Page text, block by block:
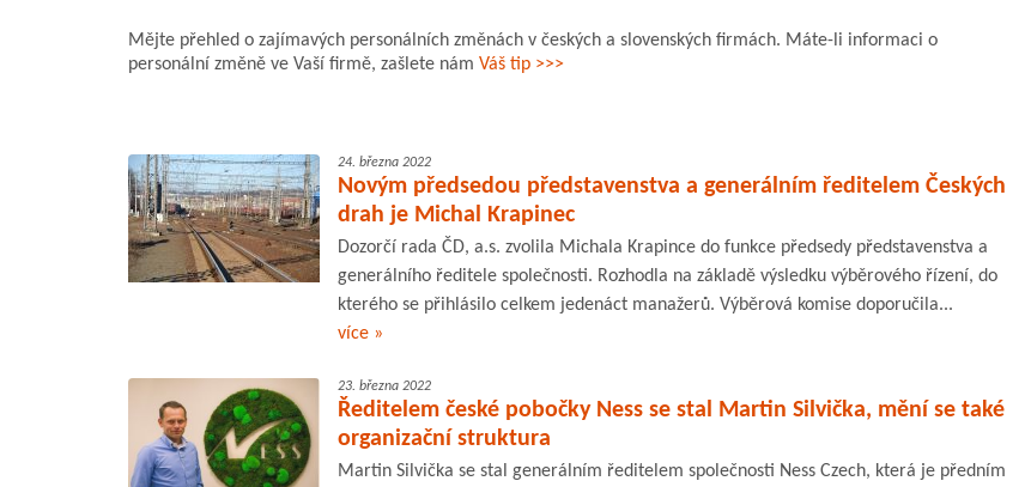
Mějte přehled o zajímavých personálních změnách v českých a slovenských firmách. Máte-li informaci o
personální změně ve Vaší firmě, zašlete nám Váš tip >>>
24. března 2022
Novým předsedou představenstva a generálním ředitelem Českých
drah je Michal Krapinec
Dozorčí rada ČD, a.s. zvolila Michala Krapince do funkce předsedy představenstva a
generálního ředitele společnosti. Rozhodla na základě výsledku výběrového řízení, do
kterého se přihlásilo celkem jedenáct manažerů. Výběrová komise doporučila...
více »
23. března 2022
Ředitelem české pobočky Ness se stal Martin Silvička, mění se také
organizační struktura
Martin Silvička se stal generálním ředitelem společnosti Ness Czech, která je předním